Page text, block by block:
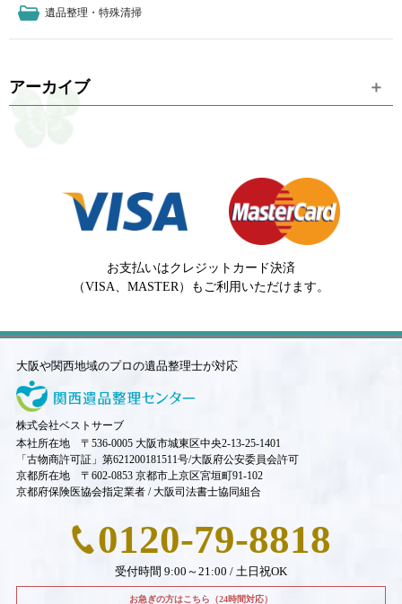
遺品整理・特殊清掃
アーカイブ
お支払いはクレジットカード決済
（VISA、MASTER）もご利用いただけます。
大阪や関西地域のプロの遺品整理士が対応
株式会社ベストサーブ
本社所在地 〒536-0005 大阪市城東区中央2-13-25-1401
「古物商許可証」第621200181511号/大阪府公安委員会許可
京都所在地 〒602-0853 京都市上京区宮垣町91-102
京都府保険医協会指定業者 / 大阪司法書士協同組合
0120-79-8818
受付時間 9:00～21:00 / 土日祝OK
お急ぎの方はこちら（24時間対応）